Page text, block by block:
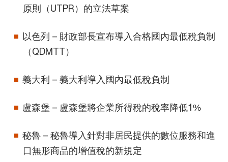
原則（UTPR）的立法草案
以色列 – 財政部長宣布導入合格國內最低稅負制
（QDMTT）
義大利 – 義大利導入國內最低稅負制
盧森堡 – 盧森堡將企業所得稅的稅率降低1%
秘魯 – 秘魯導入針對非居民提供的數位服務和進
口無形商品的增值稅的新規定